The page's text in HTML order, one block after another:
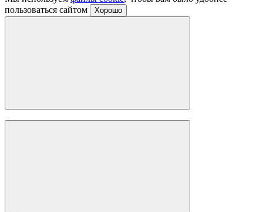
пользоваться сайтом
Хорошо